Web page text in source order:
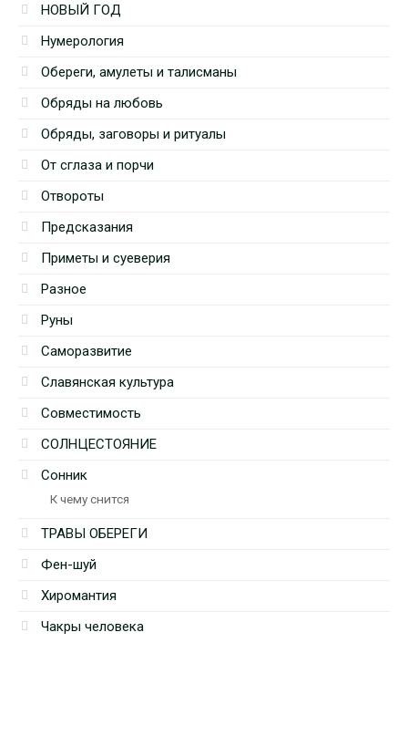
НОВЫЙ ГОД
Нумерология
Обереги, амулеты и талисманы
Обряды на любовь
Обряды, заговоры и ритуалы
От сглаза и порчи
Отвороты
Предсказания
Приметы и суеверия
Разное
Руны
Саморазвитие
Славянская культура
Совместимость
СОЛНЦЕСТОЯНИЕ
Сонник
К чему снится
ТРАВЫ ОБЕРЕГИ
Фен-шуй
Хиромантия
Чакры человека